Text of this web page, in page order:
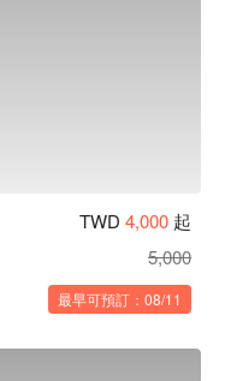
TWD 4,000 起
5,000
最早可預訂：08/11